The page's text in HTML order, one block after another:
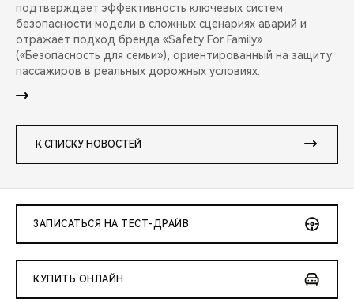
подтверждает эффективность ключевых систем
безопасности модели в сложных сценариях аварий и
отражает подход бренда «Safety For Family»
(«Безопасность для семьи»), ориентированный на защиту
пассажиров в реальных дорожных условиях.
К СПИСКУ НОВОСТЕЙ
ЗАПИСАТЬСЯ НА ТЕСТ-ДРАЙВ
КУПИТЬ ОНЛАЙН